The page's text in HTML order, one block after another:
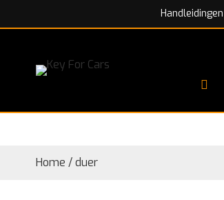
Handleidingen
Home /duer